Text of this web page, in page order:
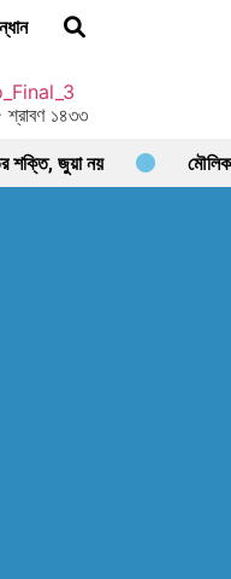
১৪৩৩
শক্তি, জুয়া নয় মৌলিক
নতুন মোড়ের সামনে?
প্রাণ ফিরছে, বাড়ছে লেনদেন,
নেপথ্যে কী?
না! আছে প্রতিকার